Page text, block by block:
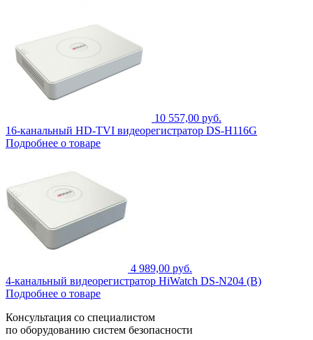
10 557,00 руб.
16-канальный HD-TVI видеорегистратор DS-H116G
Подробнее о товаре
4 989,00 руб.
4-канальный видеорегистратор HiWatch DS-N204 (B)
Подробнее о товаре
Консультация со специалистом
по оборудованию систем безопасности